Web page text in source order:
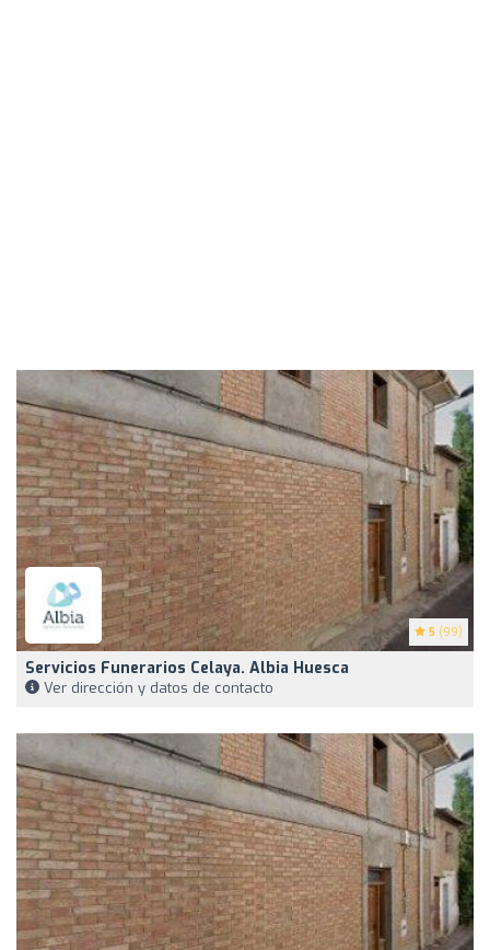
5 (99)
Servicios Funerarios Celaya. Albia Huesca
Ver dirección y datos de contacto